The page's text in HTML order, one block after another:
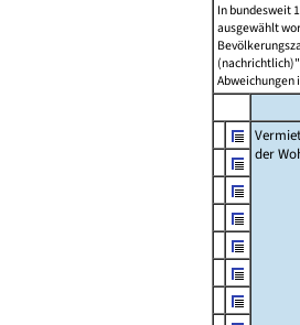
In bundesweit
ausgewählt
Abweichungen
der